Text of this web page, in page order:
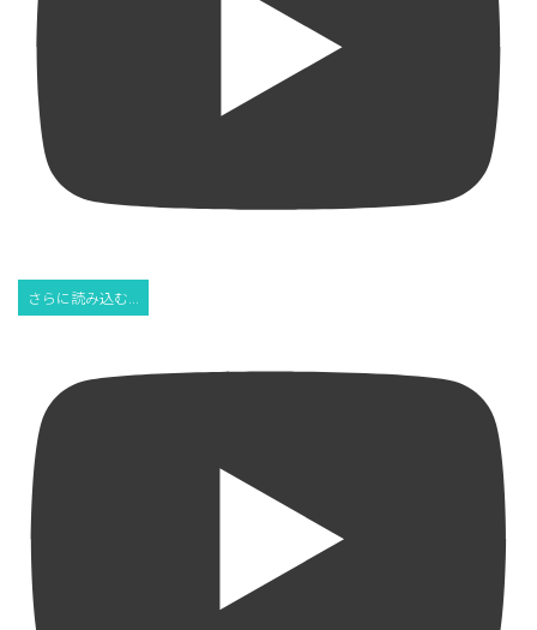
さらに読み込む...